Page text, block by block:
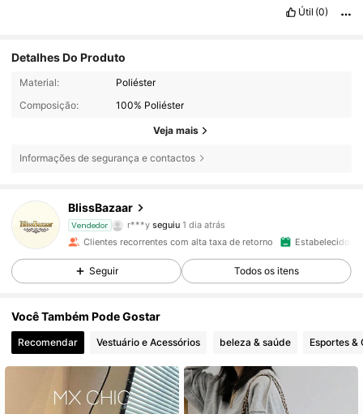
Útil (0)
Detalhes Do Produto
Material:
Poliéster
Composição:
100% Poliéster
Veja mais
Informações de segurança e contactos
BlissBazaar
Vendedor
r***y
4,87
8.8K Seguidores
8.8K Seguidores
4,87 8.8K Seguidores
4,87 8.8K Seguidores
Clientes recorrentes com alta taxa de retorno Estabelecido
Seguir Todos os itens
Você Também Pode Gostar
Recomendar Vestuário e Acessórios beleza & saúde Esportes &